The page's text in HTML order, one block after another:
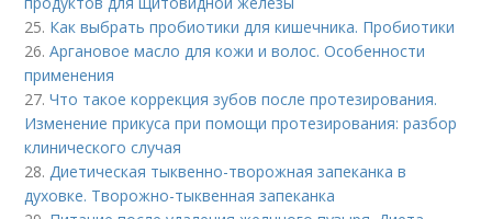
25. Как выбрать пробиотики для кишечника. Пробиотики
26.Аргановое масло для кожи и волос. Особенности
применения
27.Что такое коррекция зубов после протезирования.
Изменение прикуса при помощи протезирования: разбор
клинического случая
28.Диетическая тыквенно-творожная запеканка в
духовке. Творожно-тыквенная запеканка